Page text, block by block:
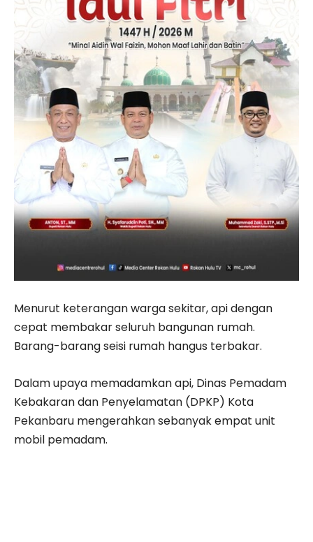
Menurut keterangan warga sekitar, api dengan
cepat membakar seluruh bangunan rumah.
Barang-barang seisi rumah hangus terbakar.
Dalam upaya memadamkan api, Dinas Pemadam
Kebakaran dan Penyelamatan (DPKP) Kota
Pekanbaru mengerahkan sebanyak empat unit
mobil pemadam.